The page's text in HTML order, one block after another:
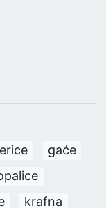
gaće
krafna